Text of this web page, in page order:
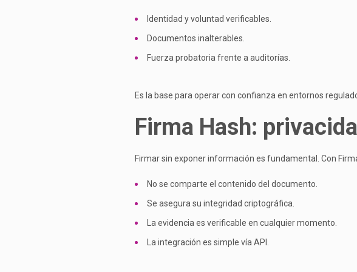
Identidad y voluntad verificables.
Documentos inalterables.
Fuerza probatoria frente a auditorías.
Es la base para operar con confianza en entornos
Firma Hash:
Firmar sin exponer información es fundamental. Con
No se comparte el contenido del documento.
Se asegura su integridad criptográfica.
La evidencia es verificable en cualquier momento.
La integración es simple vía API.